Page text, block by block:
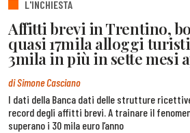
L'INCHIESTA
Affitti brevi in Trentino,
quasi 17mila alloggi
3mila in più in sette mesi
di Simone Casciano
I dati della Banca dati delle strutture
record degli affitti brevi. A trainare il
superano i 30 mila euro l’anno